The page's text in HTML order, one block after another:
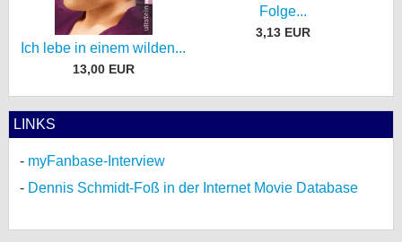
Ich lebe in einem wilden...
13,00 EUR
Folge...
3,13 EUR
LINKS
myFanbase-Interview
Dennis Schmidt-Foß in der Internet Movie Database